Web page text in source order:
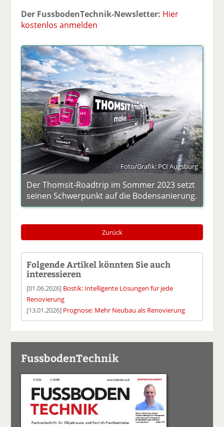
Der FussbodenTechnik-Newsletter: Hier
kostenlos anmelden
Foto/Grafik: PCI Augsburg
Der Thomsit-Roadtrip im Sommer 2023 setzt
seinen Schwerpunkt auf die Bodensanierung.
Zurück
Folgende Artikel könnten Sie auch
interessieren
[01.06.2026] Bostik: Intelligente Lösungen für jede
Renovierung
[13.01.2026] Prognose: Mehr Neubau als Renovierung
FussbodenTechnik